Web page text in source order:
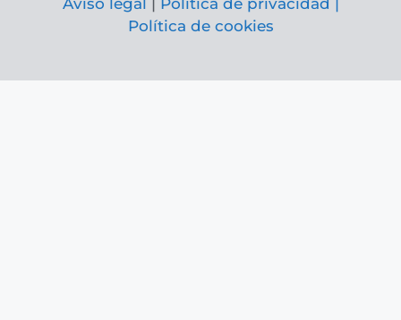
Aviso legal | Política de privacidad |
Política de cookies